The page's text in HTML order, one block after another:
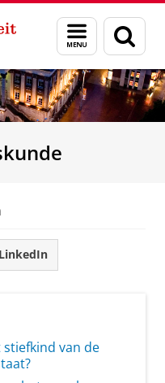
Menu
en
zoeken
LinkedIn
van de